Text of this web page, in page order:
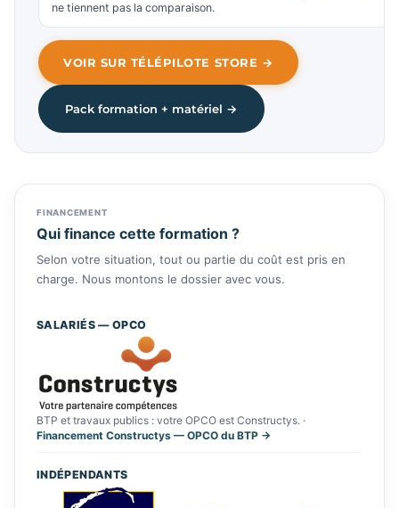
ne tiennent pas la comparaison.
VOIR SUR TÉLÉPILOTE STORE →
Pack formation + matériel →
FINANCEMENT
Qui finance cette formation ?
Selon votre situation, tout ou partie du coût est pris en
charge. Nous montons le dossier avec vous.
SALARIÉS — OPCO
BTP et travaux publics : votre OPCO est Constructys. ·
Financement Constructys — OPCO du BTP →
INDÉPENDANTS